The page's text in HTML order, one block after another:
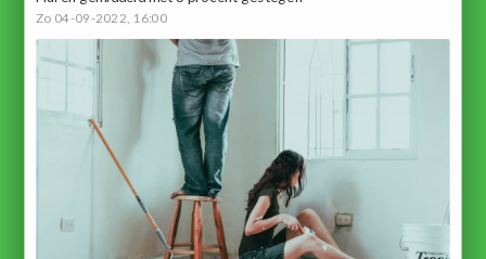
Zo 04-09-2022, 16:00